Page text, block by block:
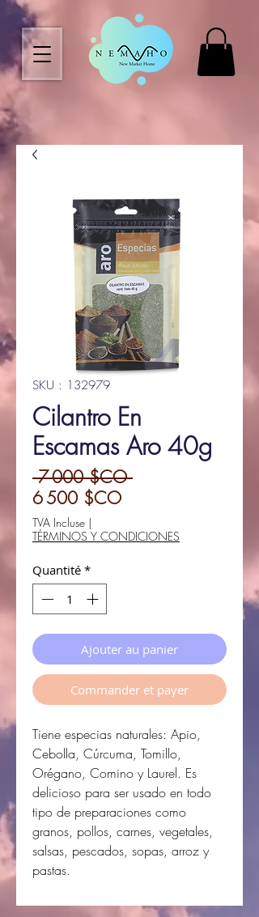
SKU : 132979
Cilantro En
Escamas Aro 40g
7 000 $CO Prix
6 500 $COPrix
TVA Incluse |
TÉRMINOS Y CONDICIONES
Quantité *
Ajouter au panier
Commander et payer
Tiene especias naturales: Apio,
Cebolla, Cúrcuma, Tomillo,
Orégano, Comino y Laurel. Es
delicioso para ser usado en todo
tipo de preparaciones como
granos, pollos, carnes, vegetales,
salsas, pescados, sopas, arroz y
pastas.